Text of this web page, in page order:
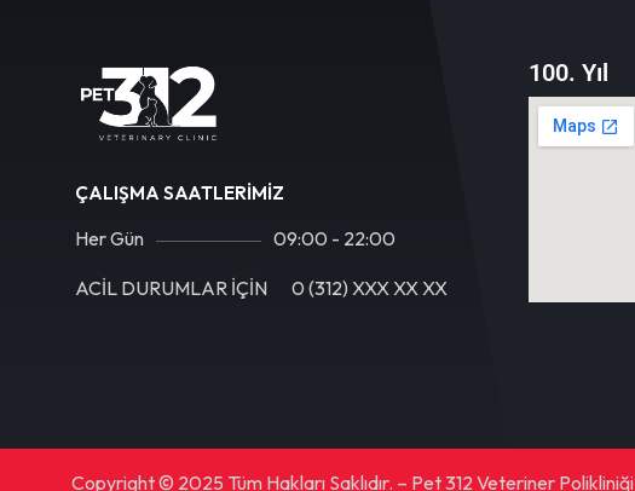
ÇALIŞMA SAATLERIMIZ
Her Gün 09:00 - 22:00
ACİL DURUMLAR İÇİN 0 (312) XXX XX XX
100. Yıl
Copyright © 2025 Tüm Hakları Saklıdır. – Pet 312 Veteriner Polikliniği